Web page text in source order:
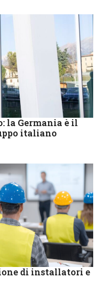
la Germania è il
italiano
di installatori e